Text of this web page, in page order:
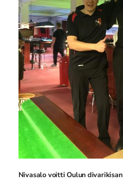
Nivasalo voitti Oulun divarikisan